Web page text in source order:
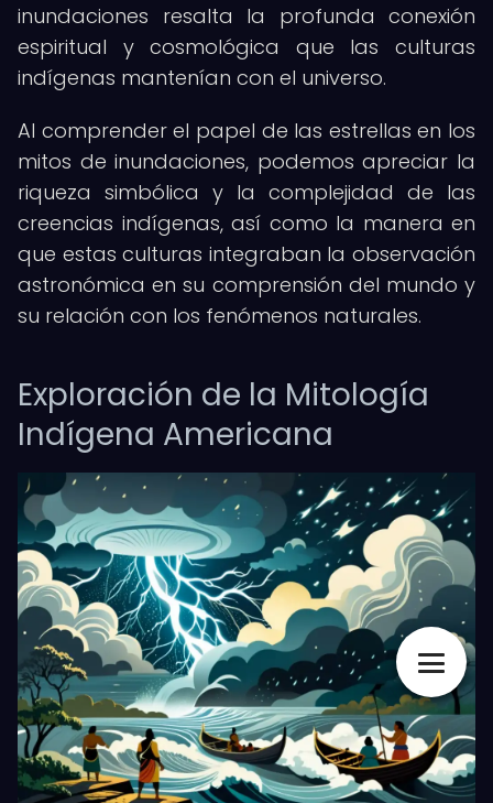
inundaciones resalta la profunda conexión
espiritual y cosmológica que las culturas
indígenas mantenían con el universo.
Al comprender el papel de las estrellas en los
mitos de inundaciones, podemos apreciar la
riqueza simbólica y la complejidad de las
creencias indígenas, así como la manera en
que estas culturas integraban la observación
astronómica en su comprensión del mundo y
su relación con los fenómenos naturales.
Exploración de la Mitología
Indígena Americana